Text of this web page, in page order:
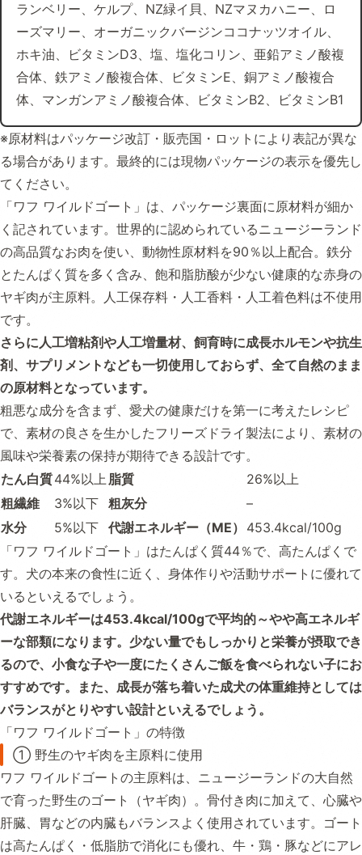
ランベリー、ケルプ、NZ緑イ貝、NZマヌカハニー、ロ
ーズマリー、オーガニックバージンココナッツオイル、
ホキ油、ビタミンD3、塩、塩化コリン、亜鉛アミノ酸複
合体、鉄アミノ酸複合体、ビタミンE、銅アミノ酸複合
体、マンガンアミノ酸複合体、ビタミンB2、ビタミンB1
※原材料はパッケージ改訂・販売国・ロットにより表記が異な
る場合があります。最終的には現物パッケージの表示を優先し
てください。
「ワフ ワイルドゴート」は、パッケージ裏面に原材料が細か
く記されています。世界的に認められているニュージーランド
の高品質なお肉を使い、動物性原材料を90％以上配合。鉄分
とたんぱく質を多く含み、飽和脂肪酸が少ない健康的な赤身の
ヤギ肉が主原料。人工保存料・人工香料・人工着色料は不使用
です。
さらに人工増粘剤や人工増量材、飼育時に成長ホルモンや抗生
剤、サプリメントなども一切使用しておらず、全て自然のまま
の原材料となっています。
粗悪な成分を含まず、愛犬の健康だけを第一に考えたレシピ
で、素材の良さを生かしたフリーズドライ製法により、素材の
風味や栄養素の保持が期待できる設計です。
たん白質44%以上 脂質
26%以上
粗繊維
3%以下 粗灰分
–
水分
5%以下 代謝エネルギー（ME） 453.4kcal/100g
「ワフ ワイルドゴート」はたんぱく質44％で、高たんぱくで
す。犬の本来の食性に近く、身体作りや活動サポートに優れて
いるといえるでしょう。
代謝エネルギーは453.4kcal/100gで平均的～やや高エネルギ
ーな部類になります。少ない量でもしっかりと栄養が摂取でき
るので、小食な子や一度にたくさんご飯を食べられない子にお
すすめです。また、成長が落ち着いた成犬の体重維持としては
バランスがとりやすい設計といえるでしょう。
「ワフ ワイルドゴート」の特徴
① 野生のヤギ肉を主原料に使用
ワフ ワイルドゴートの主原料は、ニュージーランドの大自然
で育った野生のゴート（ヤギ肉）。骨付き肉に加えて、心臓や
肝臓、胃などの内臓もバランスよく使用されています。ゴート
は高たんぱく・低脂肪で消化にも優れ、牛・鶏・豚などにアレ